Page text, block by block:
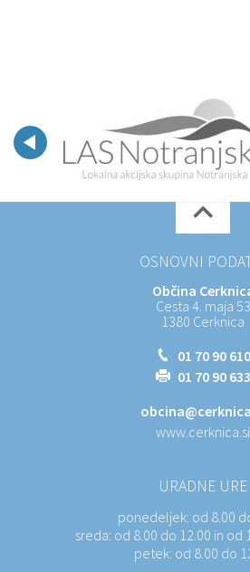
OSNOVNI
Občina
Cesta 4. maja 53
1380 Cerknica
01 70 90 610
01 70 90 633
www.cerknica.si
URADNE URE
ponedeljek: od 8.00
sreda: od 8.00 do 12.00 in od
petek: od 8.00 do